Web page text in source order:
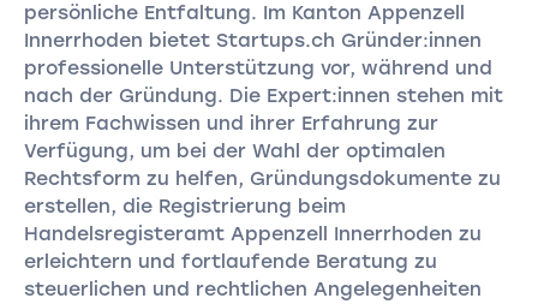
persönliche Entfaltung. Im Kanton Appenzell
Innerrhoden bietet Startups.ch Gründer:innen
professionelle Unterstützung vor, während und
nach der Gründung. Die Expert:innen stehen mit
ihrem Fachwissen und ihrer Erfahrung zur
Verfügung, um bei der Wahl der optimalen
Rechtsform zu helfen, Gründungsdokumente zu
erstellen, die Registrierung beim
Handelsregisteramt Appenzell Innerrhoden zu
erleichtern und fortlaufende Beratung zu
steuerlichen und rechtlichen Angelegenheiten